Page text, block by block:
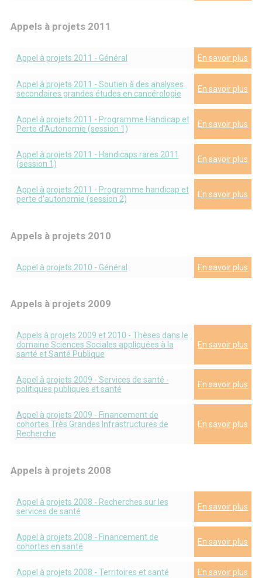
Appels à projets 2011
Appel à projets 2011 - Général En savoir plus
Appel à projets 2011 - Soutien à des analyses
secondaires grandes études en cancérologie
En savoir plus
Appel à projets 2011 - Programme Handicap et
Perte d'Autonomie (session 1)
En savoir plus
Appel à projets 2011 - Handicaps rares 2011
(session 1)
En savoir plus
Appel à projets 2011 - Programme handicap et
perte d'autonomie (session 2)
En savoir plus
Appels à projets 2010
Appel à projets 2010 - Général En savoir plus
Appels à projets 2009
Appels à projets 2009 et 2010 - Thèses dans le
domaine Sciences Sociales appliquées à la
santé et Santé Publique
En savoir plus
Appel à projets 2009 - Services de santé -
politiques publiques et santé
En savoir plus
Appel à projets 2009 - Financement de
cohortes Très Grandes Infrastructures de
Recherche
En savoir plus
Appels à projets 2008
Appel à projets 2008 - Recherches sur les
services de santé
En savoir plus
Appel à projets 2008 - Financement de
cohortes en santé
En savoir plus
Appel à projets 2008 - Territoires et santé En savoir plus